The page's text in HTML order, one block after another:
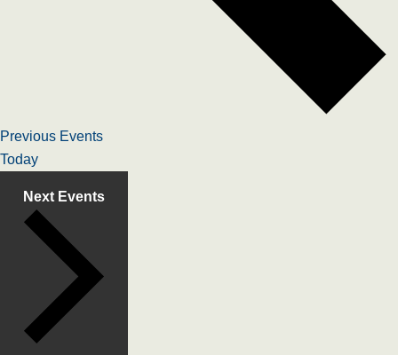
Previous Events
Today
Next Events